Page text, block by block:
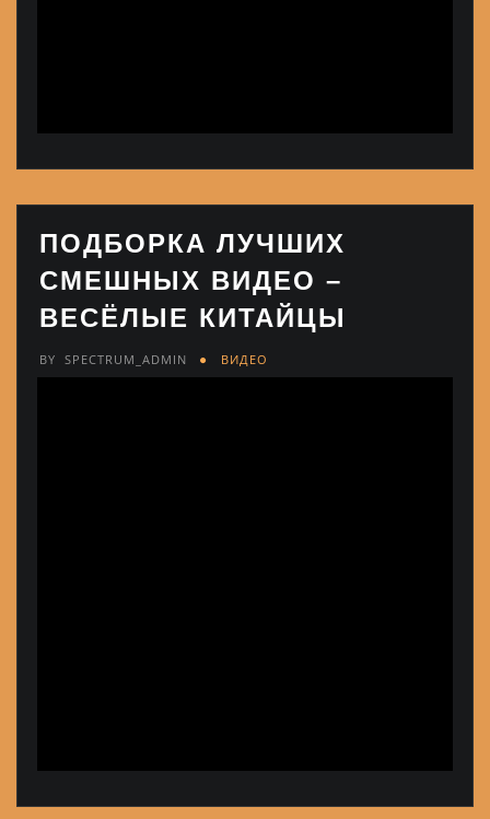
ПОДБОРКА ЛУЧШИХ
СМЕШНЫХ ВИДЕО –
ВЕСЁЛЫЕ КИТАЙЦЫ
BY SPECTRUM_ADMIN ВИДЕО